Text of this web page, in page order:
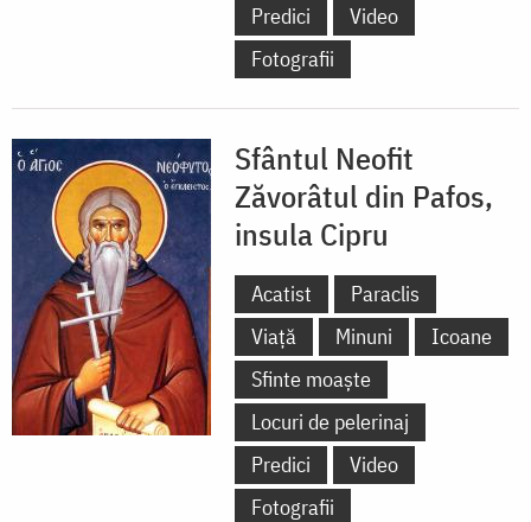
Predici
Video
Fotografii
Sfântul Neofit
Zăvorâtul din Pafos,
insula Cipru
Acatist
Paraclis
Viață
Minuni
Icoane
Sfinte moaște
Locuri de pelerinaj
Predici
Video
Fotografii